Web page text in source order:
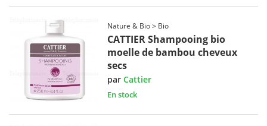
Nature & Bio > Bio
CATTIER Shampooing bio
moelle de bambou cheveux
secs
parCattier
En stock